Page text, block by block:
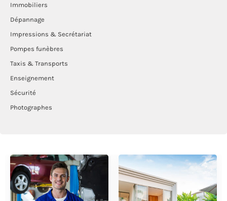
Immobiliers
Dépannage
Impressions & Secrétariat
Pompes funèbres
Taxis & Transports
Enseignement
Sécurité
Photographes